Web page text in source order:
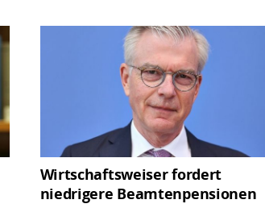
Wirtschaftsweiser fordert
niedrigere Beamtenpensionen